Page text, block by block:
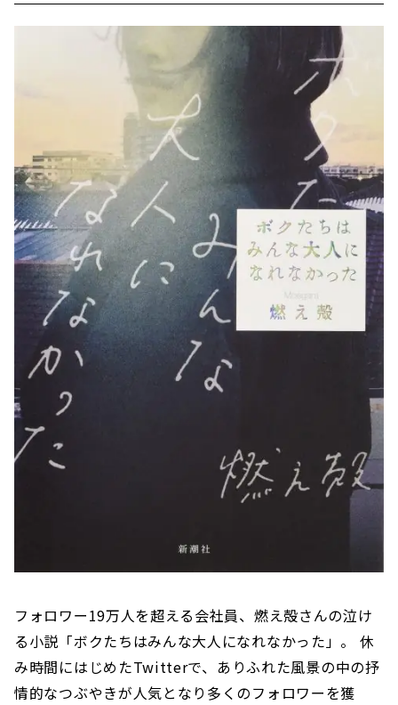
フォロワー19万人を超える会社員、燃え殻さんの泣け
る小説「ボクたちはみんな大人になれなかった」。 休
み時間にはじめたTwitterで、ありふれた風景の中の抒
情的なつぶやきが人気となり多くのフォロワーを獲